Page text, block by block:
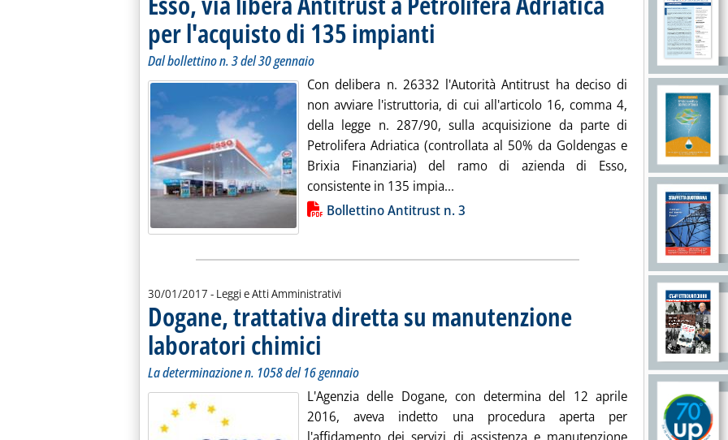
per l'acquisto di 135 impianti
Dal bollettino n. 3 del 30 gennaio
Con delibera n. 26332 l'Autorità Antitrust ha deciso di
non avviare l'istruttoria, di cui all'articolo 16, comma 4,
della legge n. 287/90, sulla acquisizione da parte di
Petrolifera Adriatica (controllata al 50% da Goldengas e
Brixia Finanziaria) del ramo di azienda di Esso,
consistente in 135 impia... Leggi tutta la notizia: 'Esso, via libera
Lista allegati PDF alla notiziaBollettino Antitrust n. 3
30/01/2017 - Leggi e Atti Amministrativi
Dogane, trattativa diretta su manutenzione
laboratori chimici
La determinazione n. 1058 del 16 gennaio
L'Agenzia delle Dogane, con determina del 12 aprile
2016, aveva indetto una procedura aperta per